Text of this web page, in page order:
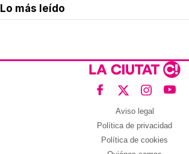
Lo más leído
Aviso legal
Política de privacidad
Política de cookies